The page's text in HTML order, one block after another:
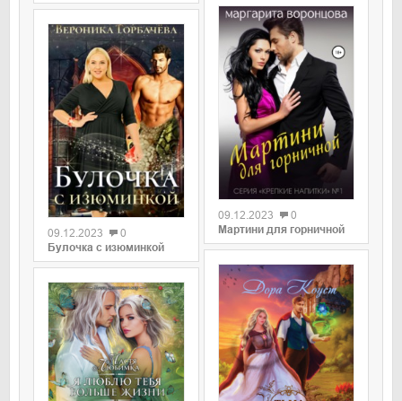
09.12.2023
0
Булочка с изюминкой
09.12.2023
0
Мартини для горничной